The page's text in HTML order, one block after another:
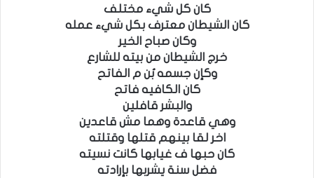
كان كل شيء مختلف
كان الشيطان معترف بكل شيء عمله
وكان صباح الخير
خرج الشيطان من بيته للشارع
وكإن جسمه بُن م الفاتح
كان الكافيه فاتح
والبشر قافلين
وهي قاعدة وهما مش قاعدين
اخر لقا بينهم قتلها وقتلته
كان حبها ف غيابها كانت نسيته
فضل سنة يشربها بإرادته